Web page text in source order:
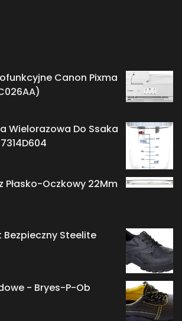
Canon Pixma
Wielorazowa Do Ssaka
Płasko-Oczkowy 22Mm
Bezpieczny Steelite
- Bryes-P-Ob